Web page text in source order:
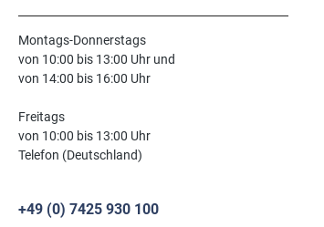
Montags-Donnerstags
von 10:00 bis 13:00 Uhr und
von 14:00 bis 16:00 Uhr
Freitags
von 10:00 bis 13:00 Uhr
Telefon (Deutschland)
+49 (0) 7425 930 100